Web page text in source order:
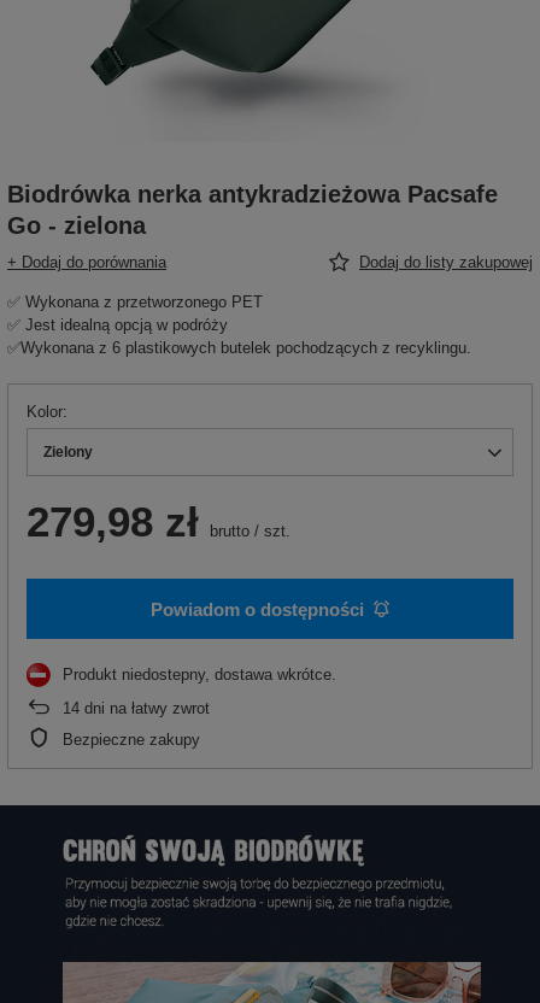
Biodrówka nerka antykradzieżowa Pacsafe
Go - zielona
+ Dodaj do porównania Dodaj do listy zakupowej
✅ Wykonana z przetworzonego PET
✅ Jest idealną opcją w podróży
✅Wykonana z 6 plastikowych butelek pochodzących z recyklingu.
Kolor
Zielony
279,98 zł brutto / szt.
Powiadom o dostępności
Produkt niedostepny, dostawa wkrótce
14 dni na łatwy zwrot
Bezpieczne zakupy